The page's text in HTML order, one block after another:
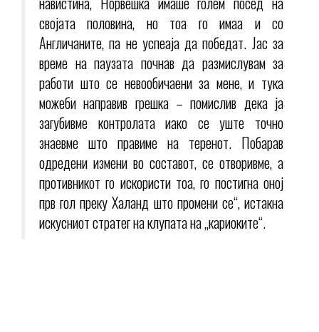
својата половина, но тоа го имаа и со
Англичаните, па не успеаја да победат. Јас за
време на паузата почнав да размислувам за
работи што се невообичаени за мене, и тука
можеби направив грешка – помислив дека ја
загубивме контролата иако се уште точно
знаевме што правиме на теренот. Побарав
одредени измени во составот, се отворивме, а
противникот го искористи тоа, го постигна оној
прв гол преку Халанд што промени се“, истакна
искусниот стратег на клупата на „кариоките“.